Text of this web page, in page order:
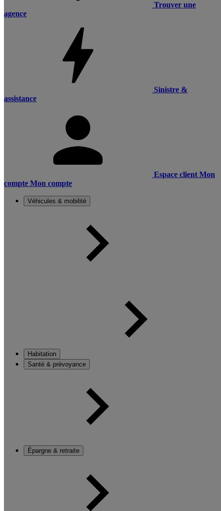
Trouver une
agence
Sinistre &
assistance
Espace client Mon
compte Mon compte
Véhicules & mobilité
Habitation
Santé & prévoyance
Épargne & retraite